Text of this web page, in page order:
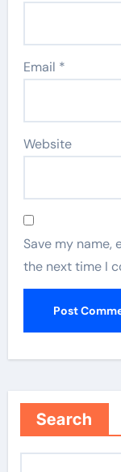
Email *
Website
Save my name,
the next time I
Search